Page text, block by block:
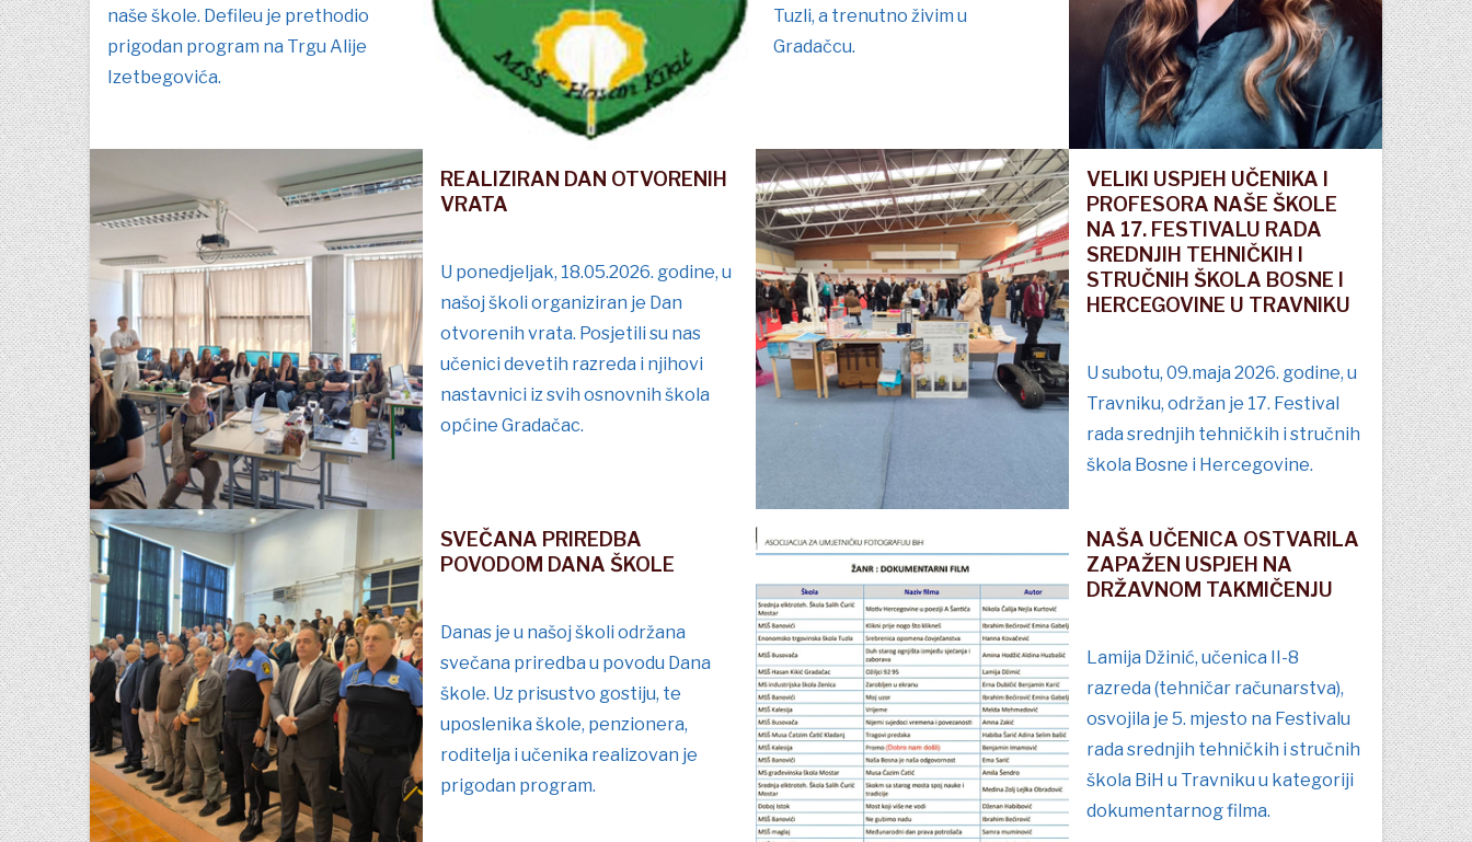
naše škole. Defileu je prethodio
prigodan program na Trgu Alije
Izetbegovića.
Tuzli, a trenutno živim u
Gradačcu.
REALIZIRAN DAN OTVORENIH
VRATA
U ponedjeljak, 18.05.2026. godine, u
našoj školi organiziran je Dan
otvorenih vrata. Posjetili su nas
učenici devetih razreda i njihovi
nastavnici iz svih osnovnih škola
općine Gradačac.
VELIKI USPJEH UČENIKA I
PROFESORA NAŠE ŠKOLE
NA 17. FESTIVALU RADA
SREDNJIH TEHNIČKIH I
STRUČNIH ŠKOLA BOSNE I
HERCEGOVINE U TRAVNIKU
U subotu, 09.maja 2026. godine, u
Travniku, održan je 17. Festival
rada srednjih tehničkih i stručnih
škola Bosne i Hercegovine.
SVEČANA PRIREDBA
POVODOM DANA ŠKOLE
Danas je u našoj školi održana
svečana priredba u povodu Dana
škole. Uz prisustvo gostiju, te
uposlenika škole, penzionera,
roditelja i učenika realizovan je
prigodan program.
NAŠA UČENICA OSTVARILA
ZAPAŽEN USPJEH NA
DRŽAVNOM TAKMIČENJU
Lamija Džinić, učenica II-8
razreda (tehničar računarstva),
osvojila je 5. mjesto na Festivalu
rada srednjih tehničkih i stručnih
škola BiH u Travniku u kategoriji
dokumentarnog filma.